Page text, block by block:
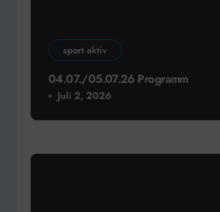
sport aktiv
04.07./05.07.26 Programm
Juli 2, 2026